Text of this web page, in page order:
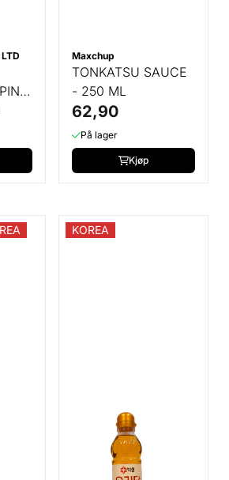
Maxchup
TONKATSU SAUCE
- 250 ML
62,90
På lager
Kjøp
KOREA